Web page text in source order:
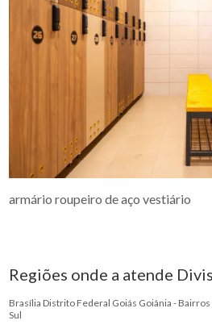
armário roupeiro de aço vestiário
Regiões onde a atende
Brasília Distrito Federal Goiás Goiânia - Bairros
Sul